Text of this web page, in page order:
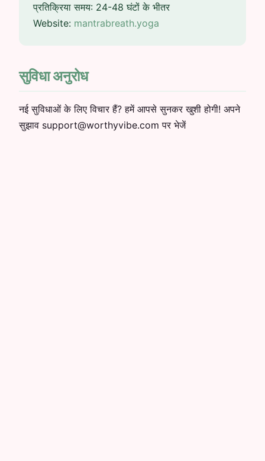
प्रतिक्रिया समय: 24-48 घंटों के भीतर
Website: mantrabreath.yoga
सुविधा अनुरोध
नई सुविधाओं के लिए विचार हैं? हमें आपसे सुनकर खुशी होगी! अपने
सुझाव support@worthyvibe.com पर भेजें